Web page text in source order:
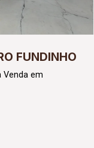
FUNDINHO
Venda em